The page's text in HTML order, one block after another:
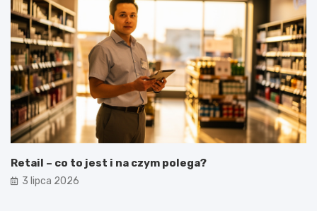
Retail – co to jest i na czym polega?
3 lipca 2026